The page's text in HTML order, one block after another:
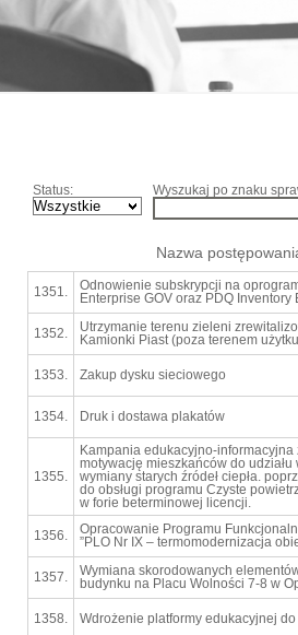
Status: Wyszukaj po znaku
Nazwa
1351.
Odnowienie subskrypcji na
Enterprise GOV oraz PDQ Inventory
1352.
Utrzymanie terenu zieleni
Kamionki Piast (poza terenem
1353. Zakup dysku sieciowego
1354. Druk i dostawa plakatów
1355.
Kampania edukacyjno-
motywację mieszkańców do udziału
wymiany starych źródeł ciepła.
do obsługi programu Czyste
w forie beterminowej licencji.
1356.
Opracowanie Programu
”PLO Nr IX – termomodernizacja
1357.
Wymiana skorodowanych
budynku na Placu Wolności 7-8 w
1358. Wdrożenie platformy edukacyjnej